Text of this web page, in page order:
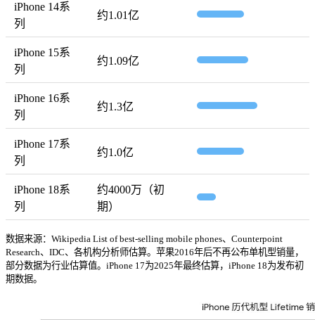
iPhone 14系
列
约1.01亿
iPhone 15系
列
约1.09亿
iPhone 16系
列
约1.3亿
iPhone 17系
列
约1.0亿
iPhone 18系
列
约4000万（初
期）
数据来源：Wikipedia List of best-selling mobile phones、Counterpoint
Research、IDC、各机构分析师估算。苹果2016年后不再公布单机型销量，
部分数据为行业估算值。iPhone 17为2025年最终估算，iPhone 18为发布初
期数据。